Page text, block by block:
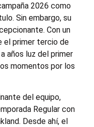
2026 como
Sin embargo, su
Con un
el primer tercio de
años luz del primer
momentos por los
del equipo,
Regular con
Desde ahí, el